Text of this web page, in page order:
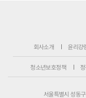
회사소개 윤리강
청소년보호정책
서울특별시 성동